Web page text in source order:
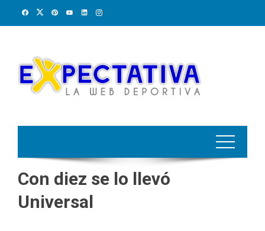
Con diez se lo llevó
Universal